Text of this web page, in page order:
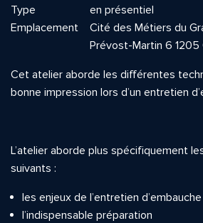
Type
en présentiel
Emplacement
Cité des Métiers du
Prévost-Martin 6 1205
Cet atelier aborde les différentes
bonne impression lors d’un entretien
L’atelier aborde plus spécifiquement
suivants :
les enjeux de l’entretien d’embauche
l’indispensable préparation